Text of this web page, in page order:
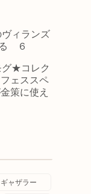
ヴィランズ
６
グ★コレク
ェススペ
策に使え
ギャザラー